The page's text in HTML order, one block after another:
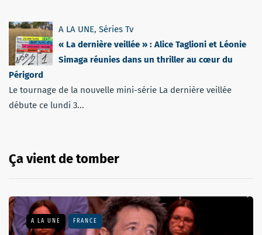
A LA UNE, Séries Tv
« La dernière veillée » : Alice Taglioni et Léonie
Simaga réunies dans un thriller au cœur du
Périgord
Le tournage de la nouvelle mini-série La dernière veillée
débute ce lundi 3...
Ça vient de tomber
A LA UNE FRANCE